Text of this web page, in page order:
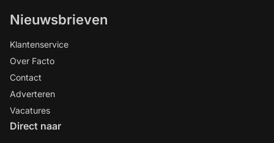
Nieuwsbrieven
Klantenservice
Over Facto
Contact
Adverteren
Vacatures
Direct naar